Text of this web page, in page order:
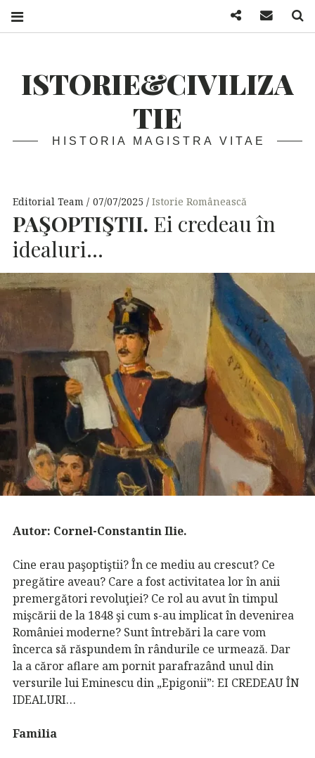
ISTORIE&CIVILIZA
TIE
HISTORIA MAGISTRA VITAE
Editorial Team 07/07/2025 Istorie Românească
PAŞOPTIŞTII. Ei credeau în
idealuri…
Autor: Cornel-Constantin Ilie.
Cine erau paşoptiştii? În ce mediu au crescut? Ce
pregătire aveau? Care a fost activitatea lor în anii
premergători revoluţiei? Ce rol au avut în timpul
mişcării de la 1848 şi cum s-au implicat în devenirea
României moderne? Sunt întrebări la care vom
încerca să răspundem în rândurile ce urmează. Dar
la a căror aflare am pornit parafrazând unul din
versurile lui Eminescu din „Epigonii”: EI CREDEAU ÎN
IDEALURI…
Familia
FacebookMail